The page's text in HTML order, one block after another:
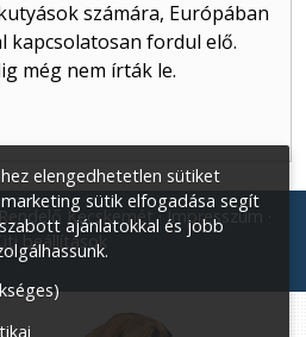
számára, Európában
fordul elő.
még nem írták le.
Kecskemét
Impresszum
Süti beállítások
elengedhetetlen sütiket
sütik elfogadása segít
ajánlatokkal és jobb